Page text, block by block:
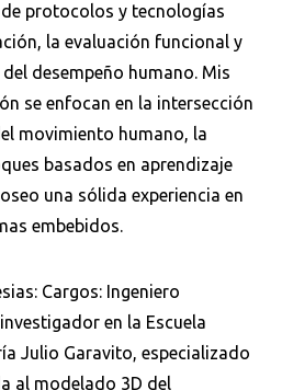
protocolos y tecnologías
la evaluación funcional y
desempeño humano. Mis
se enfocan en la intersección
movimiento humano, la
basados en aprendizaje
una sólida experiencia en
embebidos.
Cargos: Ingeniero
en la Escuela
Julio Garavito, especializado
al modelado 3D del